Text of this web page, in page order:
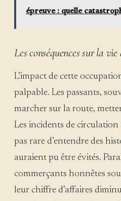
épreuve : quelle
Les conséquences sur la
L’impact de cette
palpable. Les passants,
marcher sur la route,
Les incidents de circulation
pas rare d’entendre des
auraient pu être évités.
commerçants honnêtes
leur chiffre d’affaires